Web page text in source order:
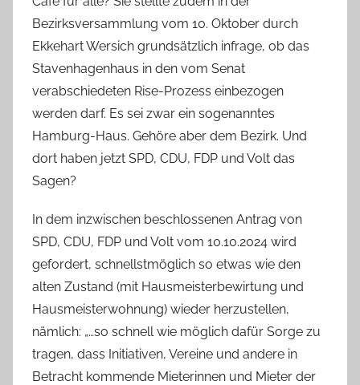
Bezirksversammlung vom 10. Oktober durch
Ekkehart Wersich grundsätzlich infrage, ob das
Stavenhagenhaus in den vom Senat
verabschiedeten Rise-Prozess einbezogen
werden darf. Es sei zwar ein sogenanntes
Hamburg-Haus. Gehöre aber dem Bezirk. Und
dort haben jetzt SPD, CDU, FDP und Volt das
Sagen?
In dem inzwischen beschlossenen Antrag von
SPD, CDU, FDP und Volt vom 10.10.2024 wird
gefordert, schnellstmöglich so etwas wie den
alten Zustand (mit Hausmeisterbewirtung und
Hausmeisterwohnung) wieder herzustellen,
nämlich: „…so schnell wie möglich dafür Sorge zu
tragen, dass Initiativen, Vereine und andere in
Betracht kommende Mieterinnen und Mieter der